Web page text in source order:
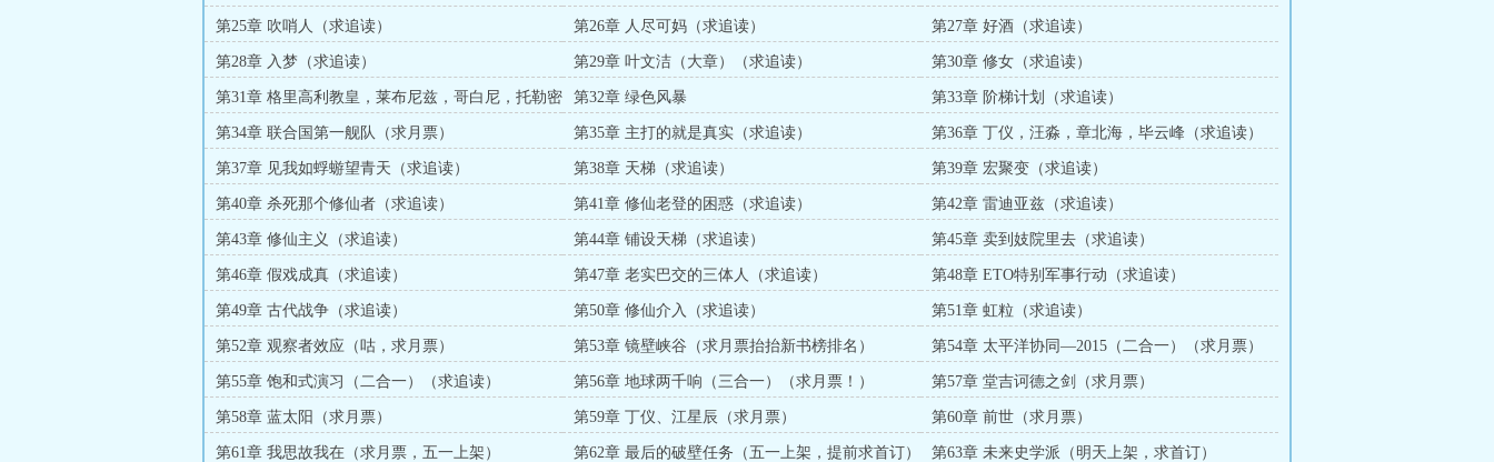
第25章 吹哨人（求追读） 第26章 人尽可妈（求追读） 第27章 好酒（求追读）
第28章 入梦（求追读） 第29章 叶文洁（大章）（求追读） 第30章 修女（求追读）
第31章 格里高利教皇，莱布尼兹，哥白尼，托勒密
（求追读）
第32章 绿色风暴 第33章 阶梯计划（求追读）
第34章 联合国第一舰队（求月票） 第35章 主打的就是真实（求追读） 第36章 丁仪，汪淼，章北海，毕云峰（求追读）
第37章 见我如蜉蝣望青天（求追读） 第38章 天梯（求追读） 第39章 宏聚变（求追读）
第40章 杀死那个修仙者（求追读） 第41章 修仙老登的困惑（求追读） 第42章 雷迪亚兹（求追读）
第43章 修仙主义（求追读） 第44章 铺设天梯（求追读） 第45章 卖到妓院里去（求追读）
第46章 假戏成真（求追读） 第47章 老实巴交的三体人（求追读） 第48章 ETO特别军事行动（求追读）
第49章 古代战争（求追读） 第50章 修仙介入（求追读） 第51章 虹粒（求追读）
第52章 观察者效应（咕，求月票） 第53章 镜壁峡谷（求月票抬抬新书榜排名） 第54章 太平洋协同—2015（二合一）（求月票）
第55章 饱和式演习（二合一）（求追读） 第56章 地球两千响（三合一）（求月票！） 第57章 堂吉诃德之剑（求月票）
第58章 蓝太阳（求月票） 第59章 丁仪、江星辰（求月票） 第60章 前世（求月票）
第61章 我思故我在（求月票，五一上架） 第62章 最后的破壁任务（五一上架，提前求首订） 第63章 未来史学派（明天上架，求首订）